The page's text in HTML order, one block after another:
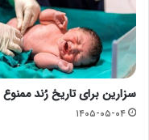
سزارین برای تاریخ رُند ممنوع
۱۴۰۵-۰۵-۰۴